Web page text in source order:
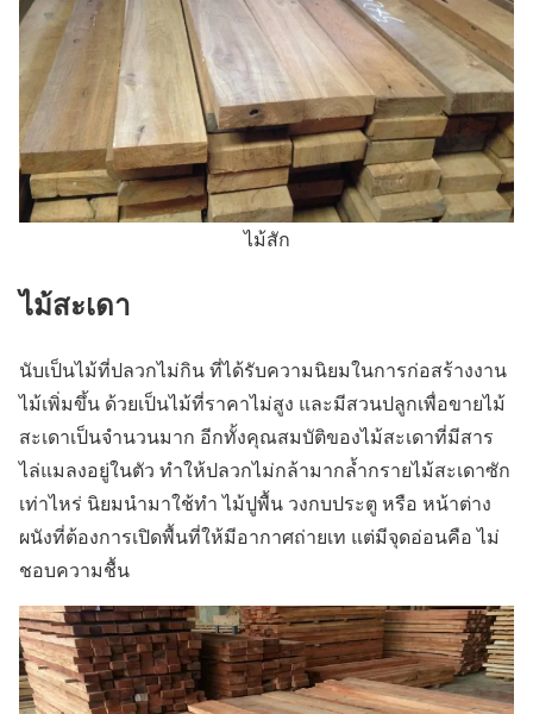
ไม้สัก
ไม้สะเดา
นับเป็นไม้ที่ปลวกไม่กิน ที่ได้รับความนิยมในการก่อสร้างงาน
ไม้เพิ่มขึ้น ด้วยเป็นไม้ที่ราคาไม่สูง และมีสวนปลูกเพื่อขายไม้
สะเดาเป็นจำนวนมาก อีกทั้งคุณสมบัติของไม้สะเดาที่มีสาร
ไล่แมลงอยู่ในตัว ทำให้ปลวกไม่กล้ามากล้ำกรายไม้สะเดาซัก
เท่าไหร่ นิยมนำมาใช้ทำ ไม้ปูพื้น วงกบประตู หรือ หน้าต่าง
ผนังที่ต้องการเปิดพื้นที่ให้มีอากาศถ่ายเท แต่มีจุดอ่อนคือ ไม่
ชอบความชื้น